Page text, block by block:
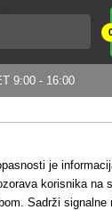
9:00 - 16:00
je
korisnika na
Sadrži signalne